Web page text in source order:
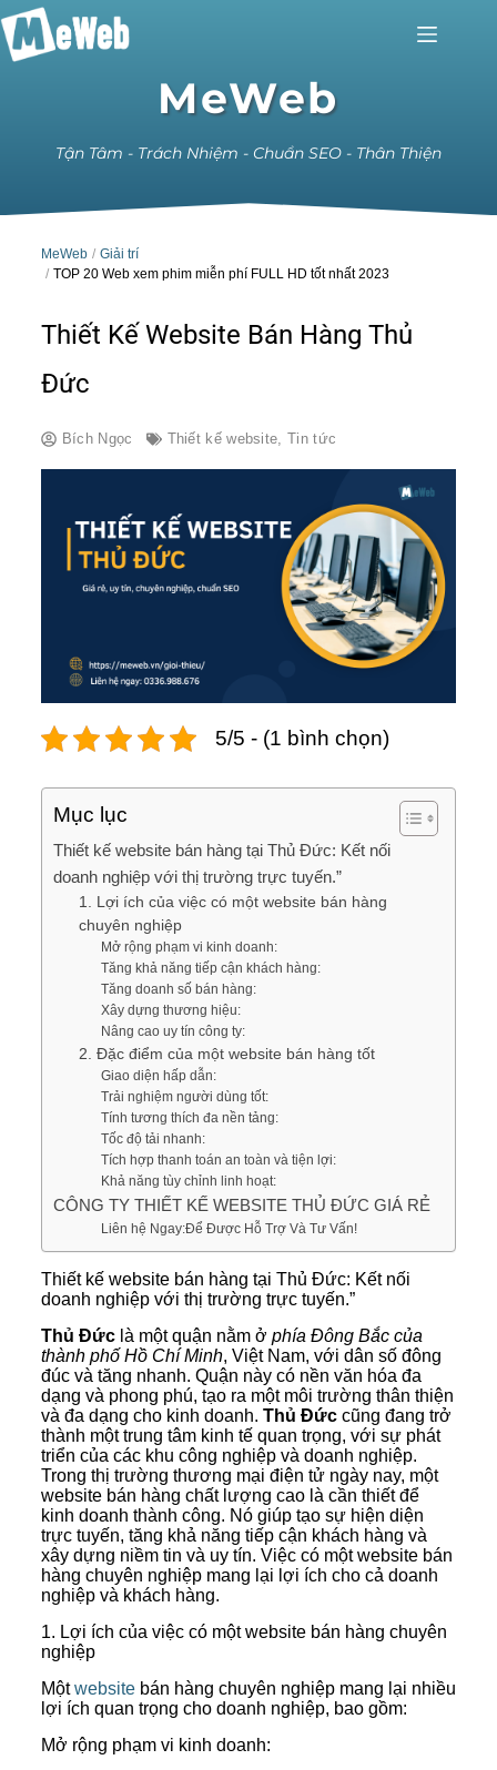
MeWeb
Tận Tâm - Trách Nhiệm - Chuẩn SEO - Thân Thiện
MeWeb
Giải trí
TOP 20 Web xem phim miễn phí FULL HD tốt nhất 2023
Thiết Kế Website Bán Hàng Thủ
Đức
Bích Ngọc Thiết kế website, Tin tức
5/5 - (1 bình chọn)
Mục lục
Thiết kế website bán hàng tại Thủ Đức: Kết nối
doanh nghiệp với thị trường trực tuyến.”
1. Lợi ích của việc có một website bán hàng
chuyên nghiệp
Mở rộng phạm vi kinh doanh:
Tăng khả năng tiếp cận khách hàng:
Tăng doanh số bán hàng:
Xây dựng thương hiệu:
Nâng cao uy tín công ty:
2. Đặc điểm của một website bán hàng tốt
Giao diện hấp dẫn:
Trải nghiệm người dùng tốt:
Tính tương thích đa nền tảng:
Tốc độ tải nhanh:
Tích hợp thanh toán an toàn và tiện lợi:
Khả năng tùy chỉnh linh hoạt:
CÔNG TY THIẾT KẾ WEBSITE THỦ ĐỨC GIÁ RẺ
Liên hệ Ngay:Để Được Hỗ Trợ Và Tư Vấn!
Thiết kế website bán hàng tại Thủ Đức: Kết nối
doanh nghiệp với thị trường trực tuyến.”
Thủ Đứclà một quận nằm ở phía Đông Bắc của
thành phố Hồ Chí Minh, Việt Nam, với dân số đông
đúc và tăng nhanh. Quận này có nền văn hóa đa
dạng và phong phú, tạo ra một môi trường thân thiện
và đa dạng cho kinh doanh. Thủ Đứccũng đang trở
thành một trung tâm kinh tế quan trọng, với sự phát
triển của các khu công nghiệp và doanh nghiệp.
Trong thị trường thương mại điện tử ngày nay, một
website bán hàng chất lượng cao là cần thiết để
kinh doanh thành công. Nó giúp tạo sự hiện diện
trực tuyến, tăng khả năng tiếp cận khách hàng và
xây dựng niềm tin và uy tín. Việc có một website bán
hàng chuyên nghiệp mang lại lợi ích cho cả doanh
nghiệp và khách hàng.
1. Lợi ích của việc có một website bán hàng chuyên
nghiệp
Mộtwebsitebán hàng chuyên nghiệp mang lại nhiều
lợi ích quan trọng cho doanh nghiệp, bao gồm:
Mở rộng phạm vi kinh doanh: